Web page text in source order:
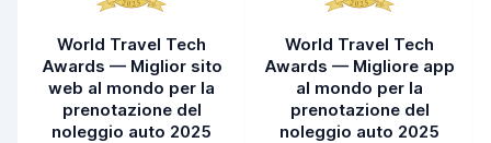
World Travel Tech
Awards — Miglior sito
web al mondo per la
prenotazione del
noleggio auto 2025
World Travel Tech
Awards — Migliore app
al mondo per la
prenotazione del
noleggio auto 2025